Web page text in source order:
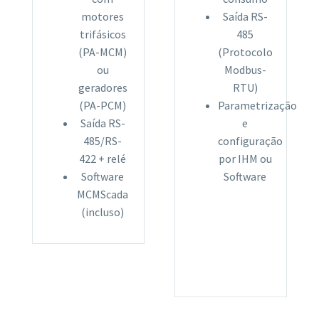
motores
trifásicos
(PA-MCM)
ou
geradores
(PA-PCM)
Saída RS-
485/RS-
422 + relé
Software
MCMScada
(incluso)
Saída RS-
485
(Protocolo
Modbus-
RTU)
Parametrização
e
configuração
por IHM ou
Software